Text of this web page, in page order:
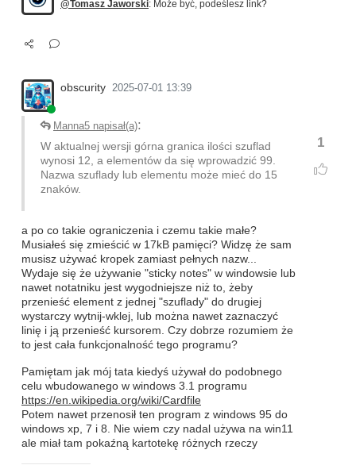
@Tomasz Jaworski: Może być, podeślesz link?
obscurity 2025-07-01 13:39
1
Manna5 napisał(a):
W aktualnej wersji górna granica ilości szuflad
wynosi 12, a elementów da się wprowadzić 99.
Nazwa szuflady lub elementu może mieć do 15
znaków.
a po co takie ograniczenia i czemu takie małe?
Musiałeś się zmieścić w 17kB pamięci? Widzę że sam
musisz używać kropek zamiast pełnych nazw...
Wydaje się że używanie "sticky notes" w windowsie lub
nawet notatniku jest wygodniejsze niż to, żeby
przenieść element z jednej "szuflady" do drugiej
wystarczy wytnij-wklej, lub można nawet zaznaczyć
linię i ją przenieść kursorem. Czy dobrze rozumiem że
to jest cała funkcjonalność tego programu?
Pamiętam jak mój tata kiedyś używał do podobnego
celu wbudowanego w windows 3.1 programu
https://en.wikipedia.org/wiki/Cardfile
Potem nawet przenosił ten program z windows 95 do
windows xp, 7 i 8. Nie wiem czy nadal używa na win11
ale miał tam pokaźną kartotekę różnych rzeczy